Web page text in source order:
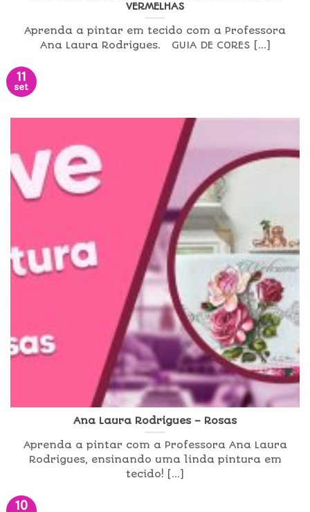
VERMELHAS
Aprenda a pintar em tecido com a Professora
Ana Laura Rodrigues. GUIA DE CORES [...]
11
set
Ana Laura Rodrigues – Rosas
Aprenda a pintar com a Professora Ana Laura
Rodrigues, ensinando uma linda pintura em
tecido! [...]
10